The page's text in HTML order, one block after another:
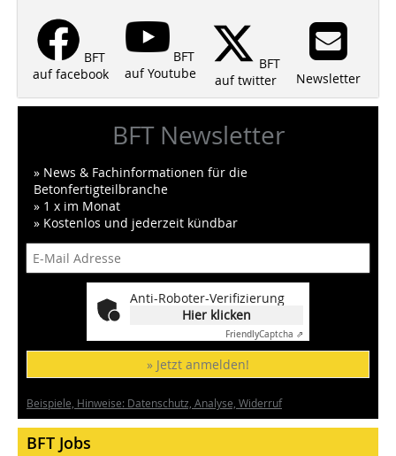
BFT
auf facebook
BFT
auf Youtube
BFT
auf twitter
Newsletter
BFT Newsletter
» News & Fachinformationen für die
Betonfertigteilbranche
» 1 x im Monat
» Kostenlos und jederzeit kündbar
Anti-Roboter-Verifizierung
Hier klicken
FriendlyCaptcha ⇗
» Jetzt anmelden!
Beispiele, Hinweise: Datenschutz, Analyse, Widerruf
BFT Jobs